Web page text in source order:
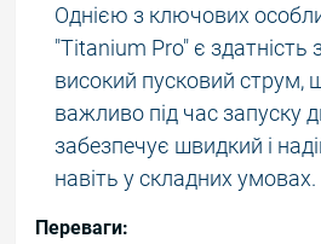
Однією з ключових
"Titanium Pro" є здатність
високий пусковий струм,
важливо під час запуску
забезпечує швидкий і
навіть у складних умовах.
Переваги: